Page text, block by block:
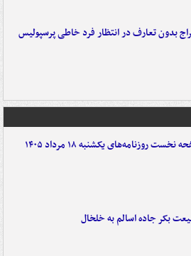
بدون تعارف در انتظار فرد خاطی پرسپولیس
نخست روزنامه‌های یکشنبه ۱۸ مرداد ۱۴۰۵
بکر جاده اسالم به خلخال